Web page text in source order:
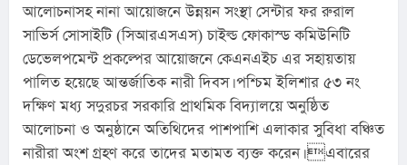
আলোচনাসহ নানা আয়োজনে উন্নয়ন সংস্থা সেন্টার ফর রুরাল
সাভির্স সোসাইটি (সিআরএসএস) চাইল্ড ফোকাস্ড কমিউনিটি
ডেভেলপমেন্ট প্রকল্পের আয়োজনে কেএনএইচ এর সহায়তায়
পালিত হয়েছে আন্তর্জাতিক নারী দিবস। পশ্চিম ইলিশার ৫৩ নং
দক্ষিণ মধ্য সদুরচর সরকারি প্রাথমিক বিদ্যালয়ে অনুষ্ঠিত
আলোচনা ও অনুষ্ঠানে অতিথিদের পাশপাশি এলাকার সুবিধা বঞ্চিত
নারীরা অংশ গ্রহণ করে তাদের মতামত ব্যক্ত করেন। এবারের